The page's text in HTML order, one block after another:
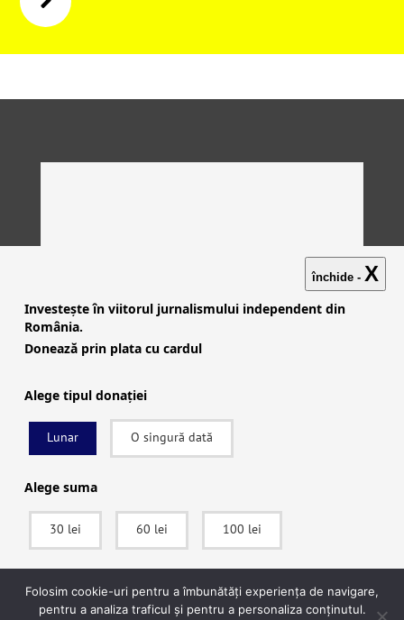
Investigații Știri |Explicative
facebook|instagram x (twitter)|youtube
Politica de confidențialitate|Politica de cookies
închide - X
Investește în viitorul jurnalismului independent din
România.
Donează prin plata cu cardul
Alege tipul donației
Lunar O singură dată
Alege suma
30 lei 60 lei 100 lei
SUSȚINE
Folosim cookie-uri pentru a îmbunătăți experiența de navigare,
pentru a analiza traficul și pentru a personaliza conținutul.